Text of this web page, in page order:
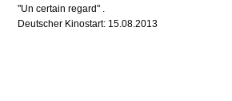
"Un certain regard" .
Deutscher Kinostart: 15.08.2013